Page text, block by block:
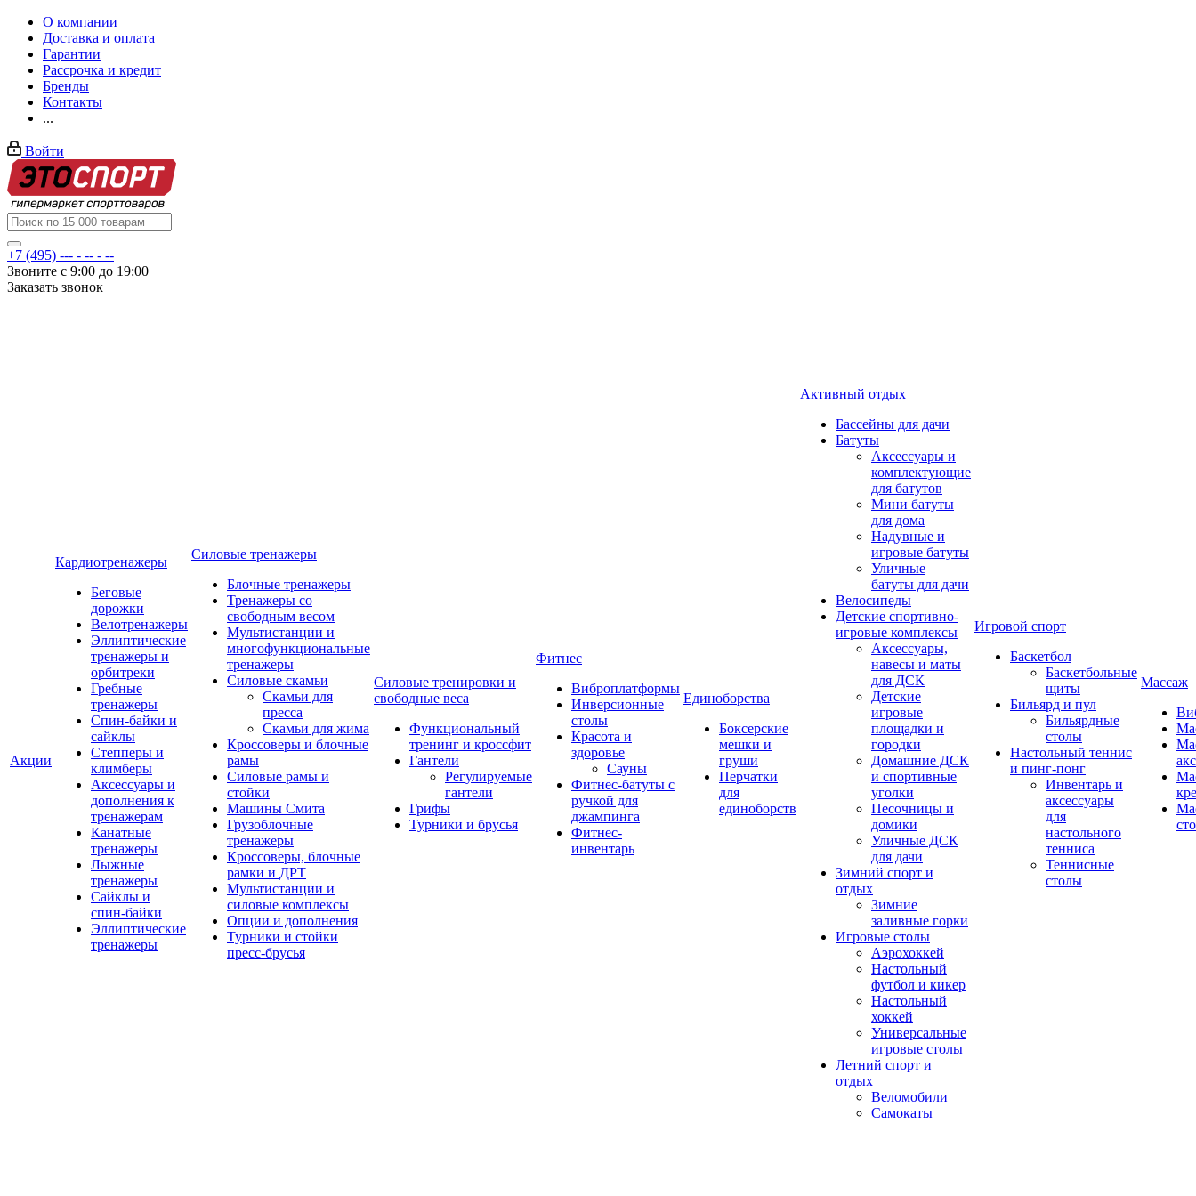
О компании
Доставка и оплата
Гарантии
Рассрочка и кредит
Бренды
Контакты
...
Войти
+7 (495) --- - -- - --
Звоните с 9:00 до 19:00
Заказать звонок
Акции
Кардиотренажеры
Беговые
дорожки
Велотренажеры
Эллиптические
тренажеры и
орбитреки
Гребные
тренажеры
Спин-байки и
сайклы
Степперы и
климберы
Аксессуары и
дополнения к
тренажерам
Канатные
тренажеры
Лыжные
тренажеры
Сайклы и
спин-байки
Эллиптические
тренажеры
Силовые тренажеры
Блочные тренажеры
Тренажеры со
свободным весом
Мультистанции и
многофункциональные
тренажеры
Силовые скамьи
Скамьи для
пресса
Скамьи для жима
Кроссоверы и блочные
рамы
Силовые рамы и
стойки
Машины Смита
Грузоблочные
тренажеры
Кроссоверы, блочные
рамки и ДРТ
Мультистанции и
силовые комплексы
Опции и дополнения
Турники и стойки
пресс-брусья
Силовые тренировки и
свободные веса
Функциональный
тренинг и кроссфит
Гантели
Регулируемые
гантели
Грифы
Турники и брусья
Фитнес
Виброплатформы
Инверсионные
столы
Красота и
здоровье
Сауны
Фитнес-батуты с
ручкой для
джампинга
Фитнес-
инвентарь
Единоборства
Боксерские
мешки и
груши
Перчатки
для
единоборств
Активный отдых
Бассейны для дачи
Батуты
Аксессуары и
комплектующие
для батутов
Мини батуты
для дома
Надувные и
игровые батуты
Уличные
батуты для дачи
Велосипеды
Детские спортивно-
игровые комплексы
Аксессуары,
навесы и маты
для ДСК
Детские
игровые
площадки и
городки
Домашние ДСК
и спортивные
уголки
Песочницы и
домики
Уличные ДСК
для дачи
Зимний спорт и
отдых
Зимние
заливные горки
Игровые столы
Аэрохоккей
Настольный
футбол и кикер
Настольный
хоккей
Универсальные
игровые столы
Летний спорт и
отдых
Веломобили
Самокаты
Игровой спорт
Баскетбол
Баскетбольные
щиты
Бильярд и пул
Бильярдные
столы
Настольный теннис
и пинг-понг
Инвентарь и
аксессуары
для
настольного
тенниса
Теннисные
столы
Массаж